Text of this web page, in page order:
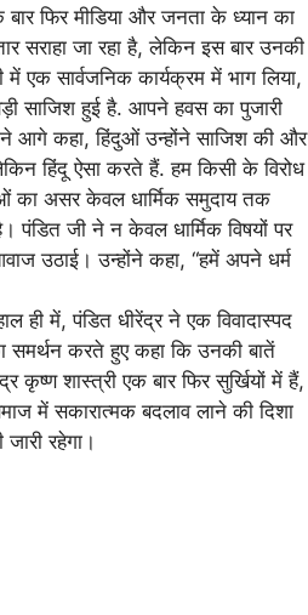
बार फिर मीडिया और जनता के ध्यान का
सराहा जा रहा है, लेकिन इस बार उनकी
एक सार्वजनिक कार्यक्रम में भाग लिया,
साजिश हुई है. आपने हवस का पुजारी
आगे कहा, हिंदुओं उन्होंने साजिश की और
हिंदू ऐसा करते हैं. हम किसी के विरोध
का असर केवल धार्मिक समुदाय तक
पंडित जी ने न केवल धार्मिक विषयों पर
उठाई। उन्होंने कहा, “हमें अपने धर्म
में, पंडित धीरेंद्र ने एक विवादास्पद
समर्थन करते हुए कहा कि उनकी बातें
शास्त्री एक बार फिर सुर्खियों में हैं,
में सकारात्मक बदलाव लाने की दिशा
रहेगा।